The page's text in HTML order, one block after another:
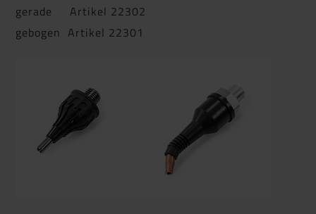
gerade Artikel 22302
gebogen Artikel 22301